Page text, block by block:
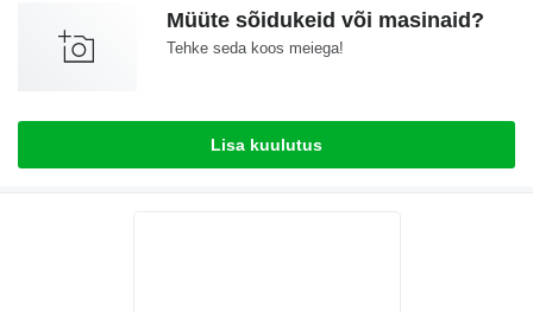
Müüte sõidukeid või masinaid?
Tehke seda koos meiega!
Lisa kuulutus